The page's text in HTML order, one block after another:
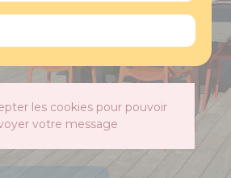
les cookies pour pouvoir
votre message